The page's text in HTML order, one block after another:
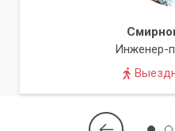
Подключение есть, но
Очень низкая скорость
Постоянные разрывы
Появление ошибок типа
или проблем с
Необходимость
Инженер-